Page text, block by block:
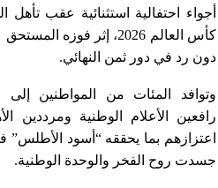
أجواء احتفالية استثنائية عقب تأهل
كأس العالم 2026، إثر
دون رد في دور ثمن النهائي.
وتوافد المئات من المواطنين إلى
رافعين الأعلام الوطنية ومرددين
اعتزازهم بما يحققه “أسود
جسدت روح الفخر والوحدة الوطنية.